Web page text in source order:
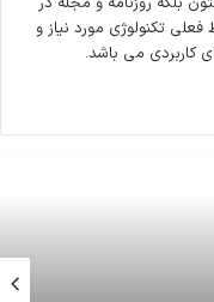
تکنولوژی مورد نیاز و
کاربردی می باشد.